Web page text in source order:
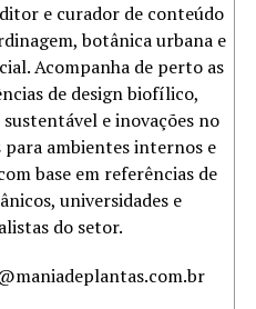
e curador de conteúdo
botânica urbana e
Acompanha de perto as
de design biofílico,
e inovações no
ambientes internos e
base em referências de
universidades e
do setor.